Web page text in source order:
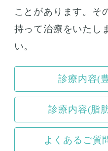
ことがあります。そ
持って治療をいたし
い。
診療内容(
診療内容(脂
よくあるご質